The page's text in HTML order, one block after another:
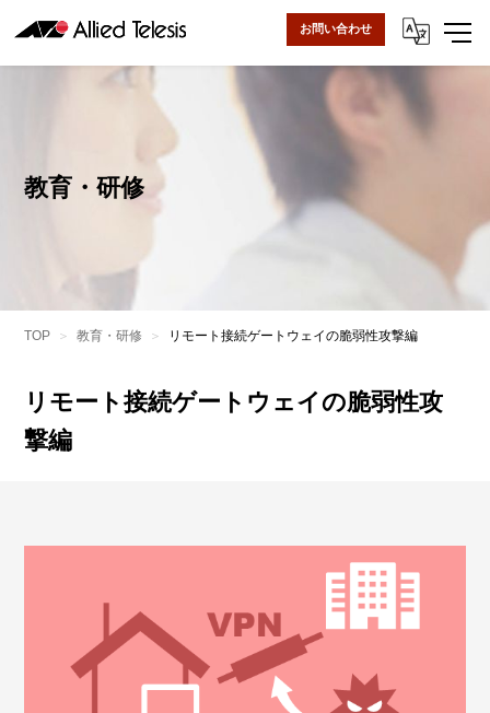
お問い合わせ
教育・研修
TOP 教育・研修 リモート接続ゲートウェイの脆弱性攻撃編
リモート接続ゲートウェイの脆弱性攻
撃編